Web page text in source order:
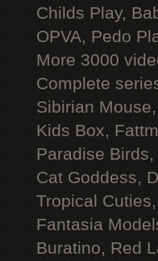
Childs Play,
OPVA, Pedo
More 3000
Complete
Sibirian
Kids Box,
Paradise
Cat Goddess,
Tropical
Fantasia
Buratino, Red